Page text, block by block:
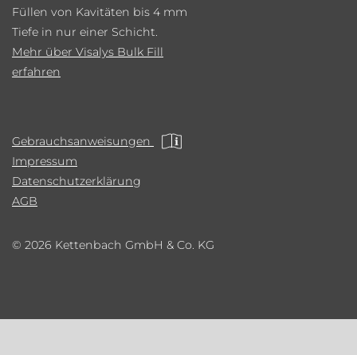
Füllen von Kavitäten bis 4 mm
Tiefe in nur einer Schicht.
Mehr über Visalys Bulk Fill
erfahren
Gebrauchsanweisungen
Impressum
Datenschutzerklärung
AGB
© 2026 Kettenbach GmbH & Co. KG